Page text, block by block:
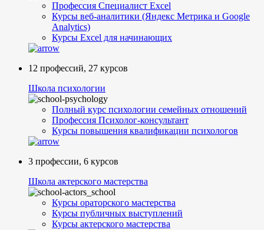
Профессия Специалист Excel
Курсы веб-аналитики (Яндекс Метрика и Google
Analytics)
Курсы Excel для начинающих
12 профессий, 27 курсов
Школа психологии
Полный курс психологии семейных отношений
Профессия Психолог-консультант
Курсы повышения квалификации психологов
3 профессии, 6 курсов
Школа актерского мастерства
Курсы ораторского мастерства
Курсы публичных выступлений
Курсы актерского мастерства